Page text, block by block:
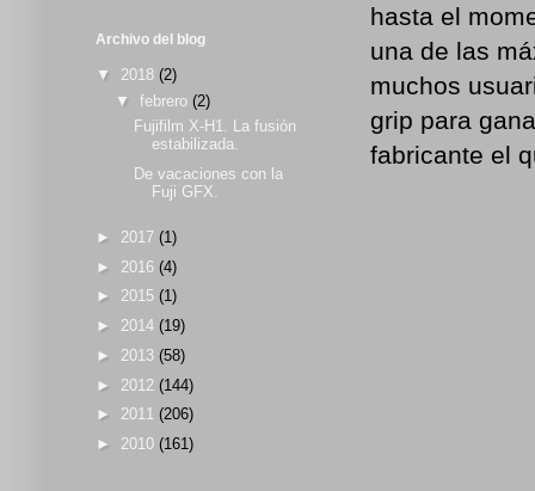
hasta el
una de las
muchos
grip para
fabricante el
Archivo del blog
▼ 2018 (2)
▼ febrero (2)
Fujifilm X-H1. La fusión
estabilizada.
De vacaciones con la
Fuji GFX.
► 2017 (1)
► 2016 (4)
► 2015 (1)
► 2014 (19)
► 2013 (58)
► 2012 (144)
► 2011 (206)
► 2010 (161)